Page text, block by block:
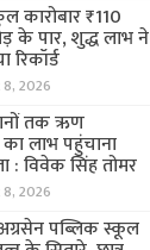
कारोबार ₹110
के पार, शुद्ध लाभ ने
रिकॉर्ड
2026
तक ऋण
लाभ पहुंचाना
: विवेक सिंह तोमर
2026
पब्लिक स्कूल